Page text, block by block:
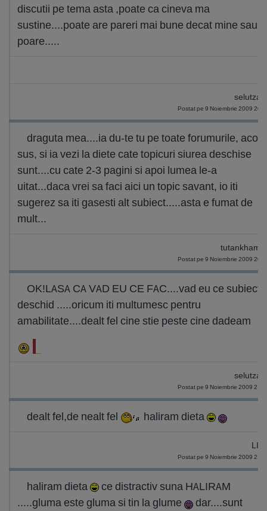
discutii pe tema asta ,poate ca cineva ma
sustine....poate are pareri mai bune decat mine sau
poare.....
Postat pe 9 Noiembrie 2009
draguta mea....ia du-te tu pe toate forumurile, acolo
sus, si ia vezi la diete cate topicuri siurea deschise
sunt....cu cate 2-3 pagini si apoi lumea le-a
uitat...daca vrei sa faci aici un topic savant, io iti
sugerez sa iti gasesti alt subiect.....asta e fumat de
mult...
Postat pe 9 Noiembrie 2009
OK!LASA CA VAD EU CE FAC....vad eu ce subiect
deschid .....oricum iti multumesc pentru
amabilitate....dealt fel cine stie peste cine dadeam
Postat pe 9 Noiembrie 2009
dealt fel,de nealt fel haliram dieta
Postat pe 9 Noiembrie 2009
haliram dieta
ce distractiv suna HALIRAM
.....gluma este gluma si tin la glume
dar....sunt